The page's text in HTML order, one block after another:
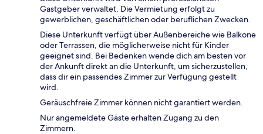
Gastgeber verwaltet. Die Vermietung erfolgt zu
gewerblichen, geschäftlichen oder beruflichen Zwecken.
Diese Unterkunft verfügt über Außenbereiche wie Balkone
oder Terrassen, die möglicherweise nicht für Kinder
geeignet sind. Bei Bedenken wende dich am besten vor
der Ankunft direkt an die Unterkunft, um sicherzustellen,
dass dir ein passendes Zimmer zur Verfügung gestellt
wird.
Geräuschfreie Zimmer können nicht garantiert werden.
Nur angemeldete Gäste erhalten Zugang zu den
Zimmern.